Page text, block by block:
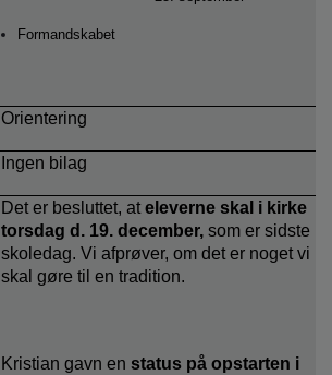
Formandskabet
Orientering
Ingen bilag
Det er besluttet, ateleverne skal i kirke
torsdag d. 19. december, som er sidste
skoledag. Vi afprøver, om det er noget vi
skal gøre til en tradition.
Kristian gavn enstatus på opstarten i